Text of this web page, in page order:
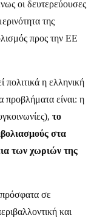
οι δευτερεύουσες
της
προς την ΕΕ
η ελληνική
είναι: η
το
στα
των χωριών της
πρόσφατα σε
και